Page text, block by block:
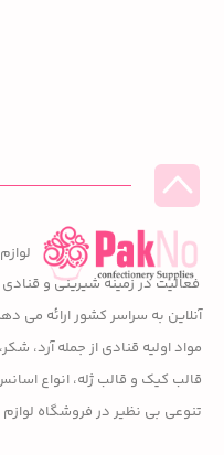
فعالیت در زمینه شیرینی و
آنلاین به سراسر کشور ارائه می
مواد اولیه قنادی از جمله آرد،
قالب کیک و قالب ژله، انواع
تنوعی بی نظیر در فروشگاه